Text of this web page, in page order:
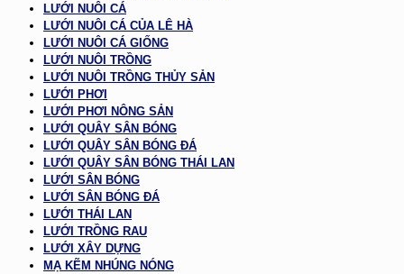
LƯỚI NUÔI CÁ
LƯỚI NUÔI CÁ CỦA LÊ HÀ
LƯỚI NUÔI CÁ GIỐNG
LƯỚI NUÔI TRỒNG
LƯỚI NUÔI TRỒNG THỦY SẢN
LƯỚI PHƠI
LƯỚI PHƠI NÔNG SẢN
LƯỚI QUÂY SÂN BÓNG
LƯỚI QUÂY SÂN BÓNG ĐÁ
LƯỚI QUÂY SÂN BÓNG THÁI LAN
LƯỚI SÂN BÓNG
LƯỚI SÂN BÓNG ĐÁ
LƯỚI THÁI LAN
LƯỚI TRỒNG RAU
LƯỚI XÂY DỰNG
MẠ KẼM NHÚNG NÓNG